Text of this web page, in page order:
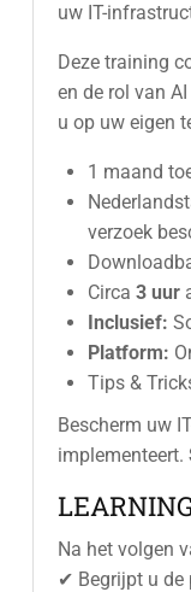
uw IT-
Deze training
en de rol van
u op uw eigen
1 maand
verzoek
Circa 3 uur
Inclusief:
Platform:
Tips &
Bescherm uw
implementeert.
Na het volgen
✔ Begrijpt u de